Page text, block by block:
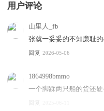
用户评论
山里人_fb
张就一妥妥的不知廉耻的
回复 2026-05-06
1864998bmmo
一个脚踩两只船的货还
回复